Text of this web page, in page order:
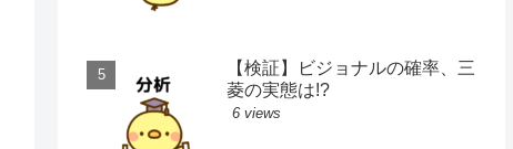
【検証】ビジョナルの確率、三
菱の実態は!?
6 views